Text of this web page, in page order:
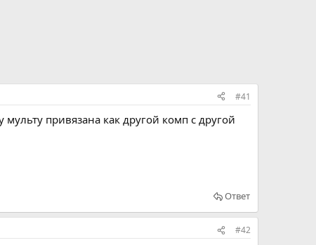
#41
привязана как другой комп с другой
Ответ
#42